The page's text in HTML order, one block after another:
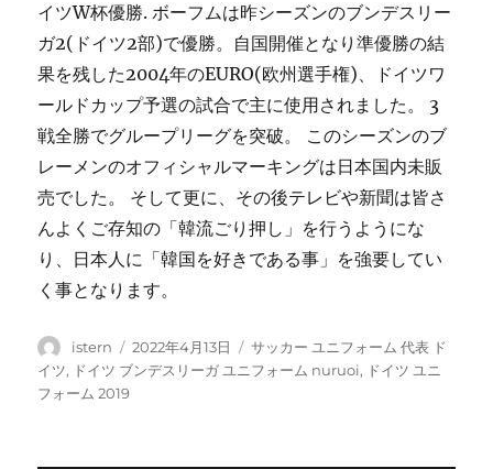
イツW杯優勝. ボーフムは昨シーズンのブンデスリー
ガ2(ドイツ2部)で優勝。自国開催となり準優勝の結
果を残した2004年のEURO(欧州選手権)、ドイツワ
ールドカップ予選の試合で主に使用されました。 3
戦全勝でグループリーグを突破。 このシーズンのブ
レーメンのオフィシャルマーキングは日本国内未販
売でした。 そして更に、その後テレビや新聞は皆さ
んよくご存知の「韓流ごり押し」を行うようにな
り、日本人に「韓国を好きである事」を強要してい
く事となります。
投
稿
者
istern
投
稿
2022年4月13日
タ
グ
サッカー ユニフォーム 代表 ド
イツ, ドイツ ブンデスリーガ ユニフォーム nuruoi, ドイツ ユニ
フォーム 2019